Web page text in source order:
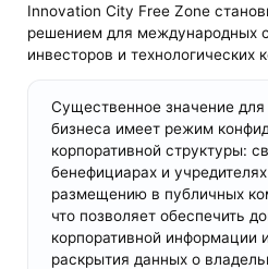
Innovation City Free Zone
решением для международных
инвесторов и технологических
Существенное значение
бизнеса имеет режим
корпоративной структуры:
бенефициарах и
размещению в публичных
что позволяет обеспечить
корпоративной информации
раскрытия данных о